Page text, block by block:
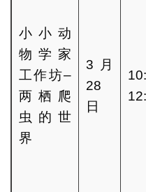
小小动
物学家
工作坊–
两栖爬
虫的世
界
3月
28
日